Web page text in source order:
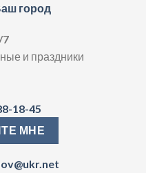
город
7
и праздники
18-45
МНЕ